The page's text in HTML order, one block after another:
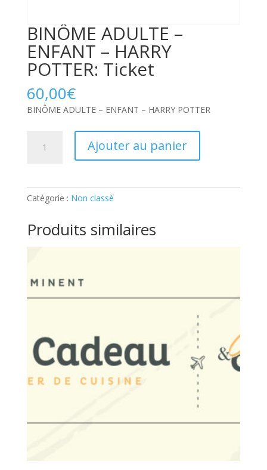
BINÔME ADULTE –
ENFANT – HARRY
POTTER: Ticket
60,00€
BINÔME ADULTE – ENFANT – HARRY POTTER
ENFANT
HARRY
POTTER:
Ajouter au panier
Catégorie : Non classé
Produits similaires